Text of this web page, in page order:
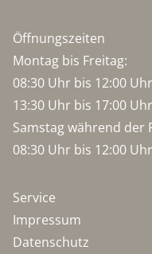
Öffnungszeiten
Montag bis Freitag:
08:30 Uhr bis 12:00 Uhr
13:30 Uhr bis 17:00 Uhr
Samstag während der
08:30 Uhr bis 12:00 Uhr
Service
Impressum
Datenschutz